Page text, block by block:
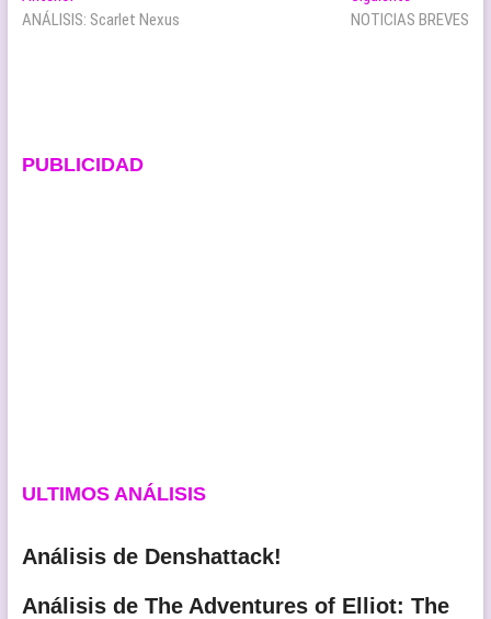
de
anterior:
ANÁLISIS: Scarlet Nexus
siguiente:
NOTICIAS BREVES
PUBLICIDAD
ULTIMOS ANÁLISIS
Análisis de Denshattack!
Análisis de The Adventures of Elliot: The